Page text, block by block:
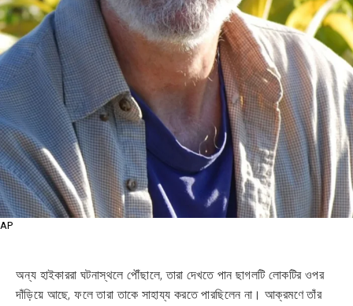
AP
অন্য হাইকাররা ঘটনাস্থলে পৌঁছালে, তারা দেখতে পান ছাগলটি লোকটির ওপর
দাঁড়িয়ে আছে, ফলে তারা তাকে সাহায্য করতে পারছিলেন না। আক্রমণে তাঁর